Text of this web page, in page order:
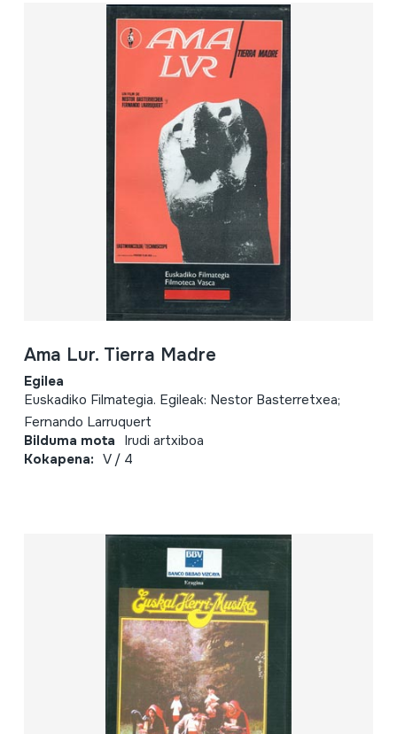
Ama Lur. Tierra Madre
Egilea
Euskadiko Filmategia. Egileak: Nestor Basterretxea;
Fernando Larruquert
Bilduma mota Irudi artxiboa
Kokapena: V / 4